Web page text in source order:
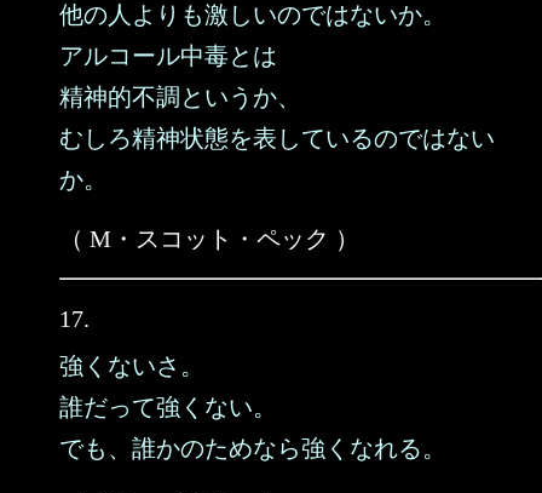
他の人よりも激しいのではないか。
アルコール中毒とは
精神的不調というか、
むしろ精神状態を表しているのではない
か。
（ M・スコット・ペック ）
17.
強くないさ。
誰だって強くない。
でも、誰かのためなら強くなれる。